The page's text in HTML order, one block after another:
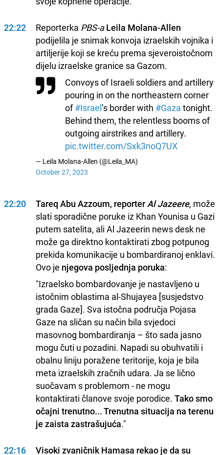
22:22 Reporterka PBS-a Leila Molana-Allen
podijelila je snimak konvoja izraelskih vojnika i
artiljerije koji se kreću prema sjeveroistočnom
dijelu izraelske granice sa Gazom.
Convoys of Israeli soldiers and artillery
pouring in on the northeastern corner
of#Israel’s border with #Gaza tonight.
Behind them, the relentless booms of
outgoing airstrikes and artillery.
pic.twitter.com/Sxk3noQ7UX
— Leila Molana-Allen (@Leila_MA)
October 27, 2023
22:20 Tareq Abu Azzoum, reporter Al Jazeere, može
slati sporadične poruke iz Khan Younisa u Gazi
putem satelita, ali Al Jazeerin news desk ne
može ga direktno kontaktirati zbog potpunog
prekida komunikacije u bombardiranoj enklavi.
Ovo je njegova posljednja poruka:
"Izraelsko bombardovanje je nastavljeno u
istočnim oblastima al-Shujayea [susjedstvo
grada Gaze]. Sva istočna područja Pojasa
Gaze na sličan su način bila svjedoci
masovnog bombardiranja – što sada jasno
mogu čuti u pozadini. Napadi su obuhvatili i
obalnu liniju poražene teritorije, koja je bila
meta izraelskih zračnih udara. Ja se lično
suočavam s problemom - ne mogu
kontaktirati članove svoje porodice. Tako smo
očajni trenutno... Trenutna situacija na terenu
je zaista zastrašujuća."
22:16 Visoki zvaničnik Hamasa rekao je da su